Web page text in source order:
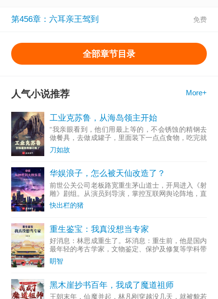
第456章：六耳亲王驾到
全部章节目录
人气小说推荐 More+
工业克苏鲁，从海岛领主开始
“我亲眼看到，他们用最上等的，不会锈蚀的精钢去
做餐具，去做成罐子，里面装下一点点食物，吃完就
随手扔掉...
刀如故
华娱浪子，怎么被天仙改造了？
前世公关公司老板路宽重生茅山道士，开局进入《射
雕》剧组。从演员到导演，掌控互联网舆论阵地，直
至成为资...
快出栏的猪
重生鉴宝：我真没想当专家
好消息：林思成重生了。坏消息：重生前，他是国内
最年轻的考古学家，文物鉴定、保护及修复等学科带
头人。多...
眀智
黑木崖抄书百年，我成了魔道祖师
王朝末年，仙魔并起，林凡刚穿越没几天，就被貌若